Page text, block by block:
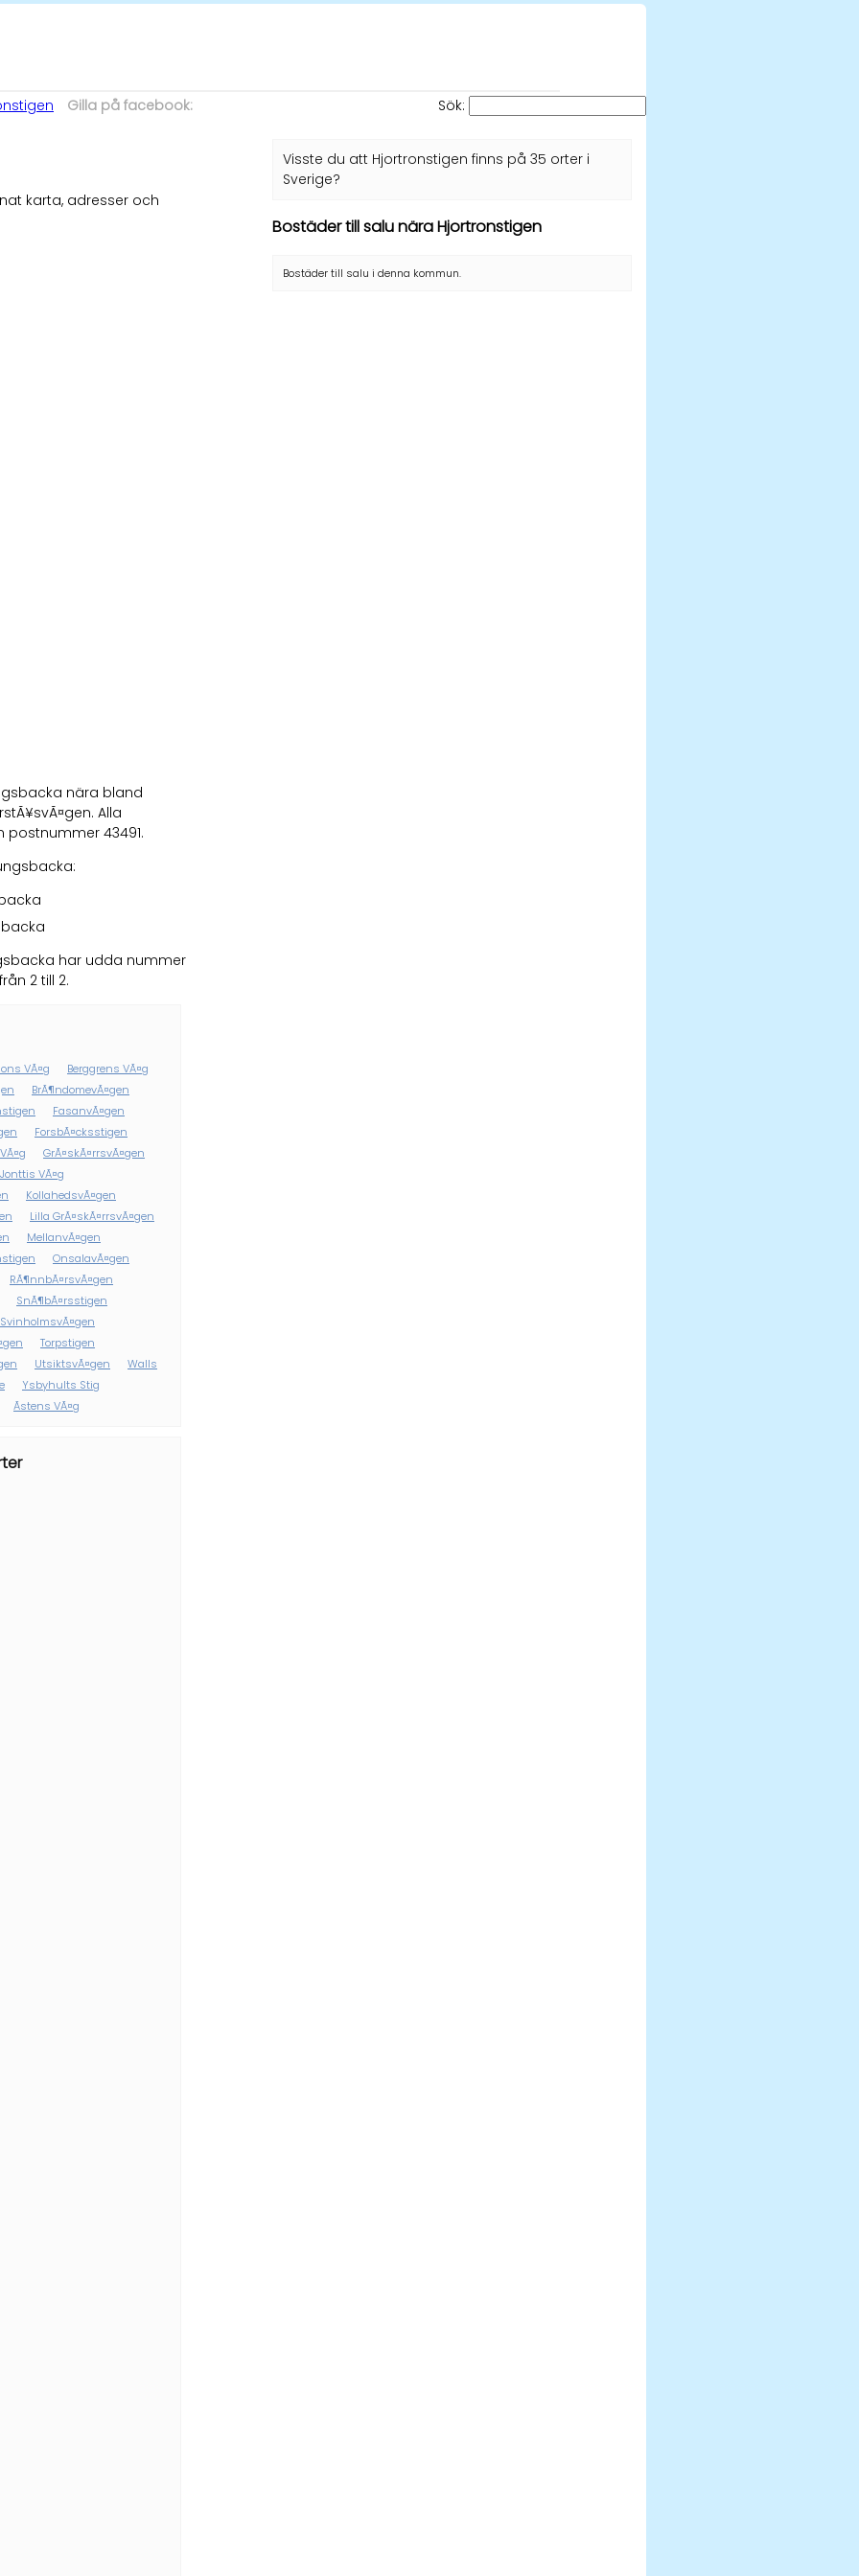
Sök:
Gilla på facebook:
karta, adresser och
nära bland
Alla
43491.
har udda nummer
2 till 2.
VÃ¤g
Berggrens VÃ¤g
BrÃ¶ndomevÃ¤gen
FasanvÃ¤gen
ForsbÃ¤cksstigen
GrÃ¤skÃ¤rrsvÃ¤gen
Jonttis VÃ¤g
KollahedsvÃ¤gen
Lilla GrÃ¤skÃ¤rrsvÃ¤gen
MellanvÃ¤gen
OnsalavÃ¤gen
RÃ¶nnbÃ¤rsvÃ¤gen
SnÃ¶bÃ¤rsstigen
SvinholmsvÃ¤gen
Torpstigen
UtsiktsvÃ¤gen
Walls
Ysbyhults Stig
Ãstens VÃ¤g
Visste du att Hjortronstigen finns på 35 orter i
Sverige?
Bostäder till salu nära Hjortronstigen
Bostäder till salu i denna kommun.